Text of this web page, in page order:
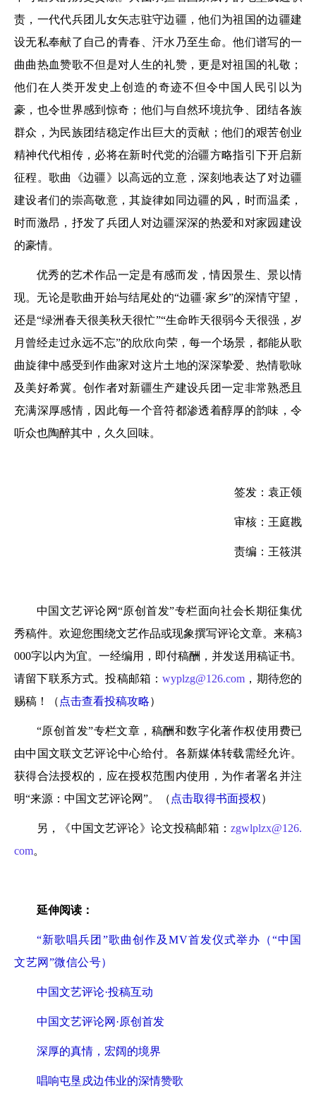
责，一代代兵团儿女矢志驻守边疆，他们为祖国的边疆建
设无私奉献了自己的青春、汗水乃至生命。他们谱写的一
曲曲热血赞歌不但是对人生的礼赞，更是对祖国的礼敬；
他们在人类开发史上创造的奇迹不但令中国人民引以为
豪，也令世界感到惊奇；他们与自然环境抗争、团结各族
群众，为民族团结稳定作出巨大的贡献；他们的艰苦创业
精神代代相传，必将在新时代党的治疆方略指引下开启新
征程。歌曲《边疆》以高远的立意，深刻地表达了对边疆
建设者们的崇高敬意，其旋律如同边疆的风，时而温柔，
时而激昂，抒发了兵团人对边疆深深的热爱和对家园建设
的豪情。
优秀的艺术作品一定是有感而发，情因景生、景以情
现。无论是歌曲开始与结尾处的“边疆·家乡”的深情守望，
还是“绿洲春天很美秋天很忙”“生命昨天很弱今天很强，岁
月曾经走过永远不忘”的欣欣向荣，每一个场景，都能从歌
曲旋律中感受到作曲家对这片土地的深深挚爱、热情歌咏
及美好希冀。创作者对新疆生产建设兵团一定非常熟悉且
充满深厚感情，因此每一个音符都渗透着醇厚的韵味，令
听众也陶醉其中，久久回味。
签发：袁正领
审核：王庭戡
责编：王筱淇
中国文艺评论网“原创首发”专栏面向社会长期征集优
秀稿件。欢迎您围绕文艺作品或现象撰写评论文章。来稿3
000字以内为宜。一经编用，即付稿酬，并发送用稿证书。
请留下联系方式。投稿邮箱：wyplzg@126.com ，期待您的
赐稿！（ 点击查看投稿攻略）
“原创首发”专栏文章，稿酬和数字化著作权使用费已
由中国文联文艺评论中心给付。各新媒体转载需经允许。
获得合法授权的，应在授权范围内使用，为作者署名并注
明“来源：中国文艺评论网”。（ 点击取得书面授权）
另，《中国文艺评论》论文投稿邮箱： zgwlplzx@126.
com。
延伸阅读：
“新歌唱兵团”歌曲创作及MV首发仪式举办（“中国
文艺网”微信公号）
中国文艺评论·投稿互动
中国文艺评论网·原创首发
深厚的真情，宏阔的境界
唱响屯垦戍边伟业的深情赞歌